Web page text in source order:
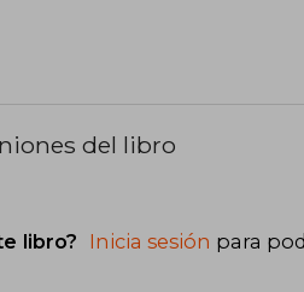
del libro
libro? Inicia sesión para